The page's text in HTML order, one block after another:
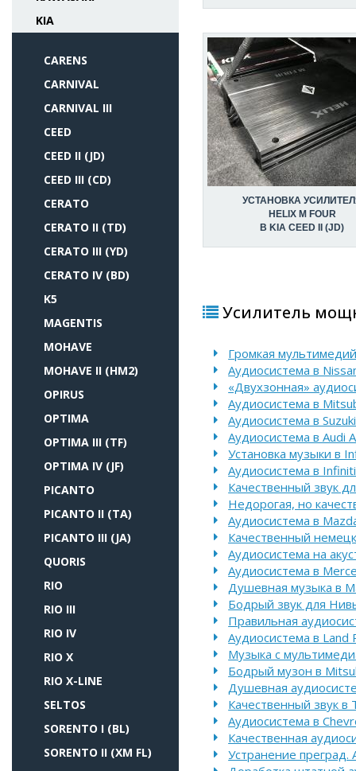
KIA
CARENS
CARNIVAL
CARNIVAL III
CEED
CEED II (JD)
CEED III (CD)
CERATO
CERATO II (TD)
CERATO III (YD)
CERATO IV (BD)
K5
MAGENTIS
MOHAVE
MOHAVE II (HM2)
OPIRUS
OPTIMA
OPTIMA III (TF)
OPTIMA IV (JF)
PICANTO
PICANTO II (TA)
PICANTO III (JA)
QUORIS
RIO
RIO III
RIO IV
RIO X
RIO X-LINE
SELTOS
SORENTO I (BL)
SORENTO II (XM FL)
УСТАНОВКА
HELIX M FOUR
В KIA CEED II (JD)
Усилитель
Громкая
Аудиосистема в
«Двухзонная»
Аудиосистема в
Аудиосистема в
Аудиосистема в Audi
Установка музыки в
Аудиосистема в
Качественный звук
Недорогая, но
Аудиосистема в
Качественный
Аудиосистема на
Аудиосистема в
Душевная музыка в
Бодрый звук для
Правильная
Аудиосистема в Land
Музыка с
Бодрый музон в
Душевная
Качественный звук в
Аудиосистема в
Качественная
Устранение